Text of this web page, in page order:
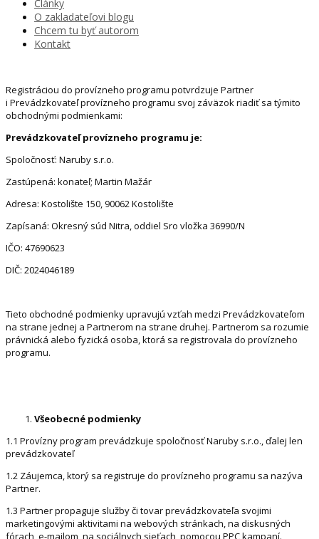
Články
O zakladateľovi blogu
Chcem tu byť autorom
Kontakt
Registráciou do provízneho programu potvrdzuje Partner
i Prevádzkovateľ provízneho programu svoj záväzok riadiť sa týmito
obchodnými podmienkami:
Prevádzkovateľ provízneho programu je:
Spoločnosť: Naruby s.r.o.
Zastúpená: konateľ; Martin Mažár
Adresa: Kostolište 150, 90062 Kostolište
Zapísaná: Okresný súd Nitra, oddiel Sro vložka 36990/N
IČO: 47690623
DIČ: 2024046189
Tieto obchodné podmienky upravujú vzťah medzi Prevádzkovateľom
na strane jednej a Partnerom na strane druhej. Partnerom sa rozumie
právnická alebo fyzická osoba, ktorá sa registrovala do provízneho
programu.
Všeobecné podmienky
1.1 Provízny program prevádzkuje spoločnosť Naruby s.r.o., ďalej len
prevádzkovateľ
1.2 Záujemca, ktorý sa registruje do provízneho programu sa nazýva
Partner.
1.3 Partner propaguje služby či tovar prevádzkovateľa svojimi
marketingovými aktivitami na webových stránkach, na diskusných
fórach, e-mailom, na sociálnych sieťach, pomocou PPC kampaní.